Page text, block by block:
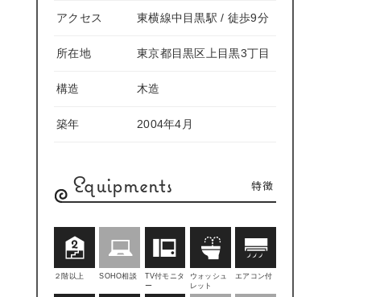
アクセス 東横線中目黒駅 / 徒歩9分
所在地 東京都目黒区上目黒3丁目
構造 木造
築年 2004年4月
Equipments 特徴
２階以上 SOHO相談
TV付モニタ
ー
ウォッシュ
レット
エアコン付